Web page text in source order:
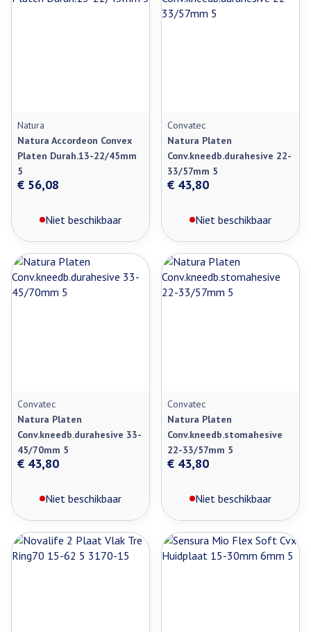
Natura
Natura Accordeon Convex
Platen Durah.13-22/45mm
5
€ 56,08
Niet beschikbaar
Convatec
Natura Platen
Conv.kneedb.durahesive 22-
33/57mm 5
€ 43,80
Niet beschikbaar
Convatec
Natura Platen
Conv.kneedb.durahesive 33-
45/70mm 5
€ 43,80
Niet beschikbaar
Convatec
Natura Platen
Conv.kneedb.stomahesive
22-33/57mm 5
€ 43,80
Niet beschikbaar